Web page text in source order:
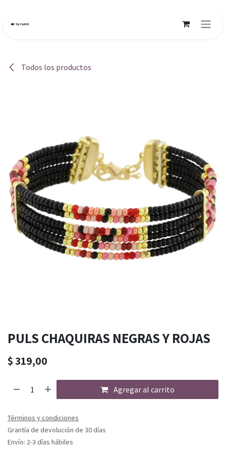
Todos los productos
PULS CHAQUIRAS NEGRAS Y ROJAS
$319,00
Agregar al carrito
Términos y condiciones
Grantía de devolución de 30 días
Envío: 2-3 días hábiles